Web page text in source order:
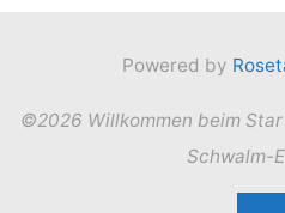
Powered by
©2026 Willkommen beim
Schwalm-